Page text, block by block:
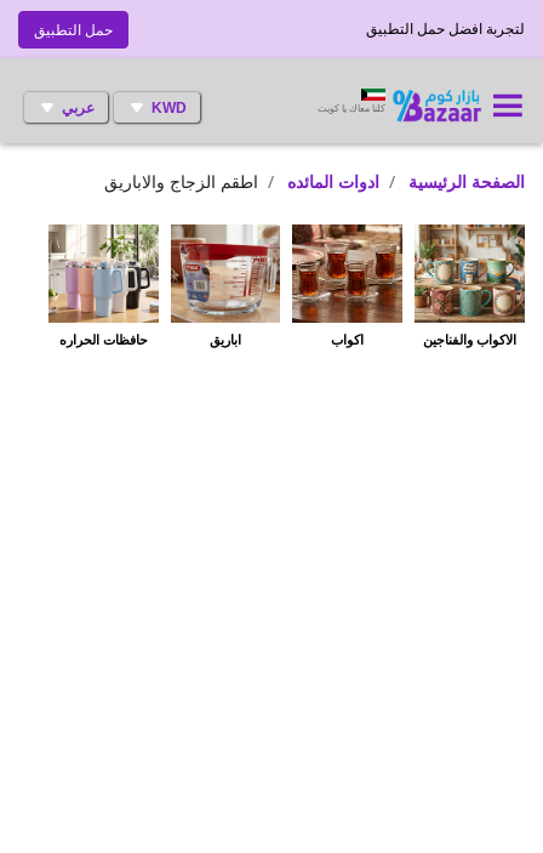
حمل التطبيق لتجربة افضل حمل التطبيق
KWD عربي كلنا معاك يا كويت
الصفحة الرئيسية ادوات المائده اطقم الزجاج والاباريق
الاكواب والفناجين اكواب اباريق حافظات الحراره